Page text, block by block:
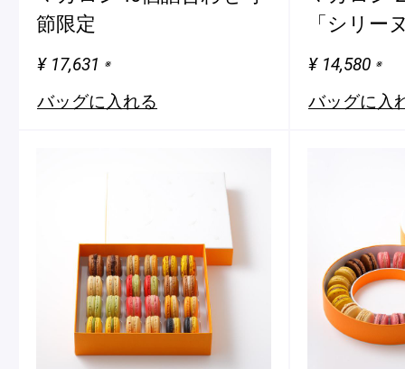
節限定
¥ 17,631 ※
バッグに入れる
「シリー
¥ 14,580 ※
バッグに入